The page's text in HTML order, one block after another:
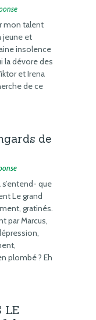
mon talent
jeune et
insolence
la dévore des
et Irena
de ce
de
que
Le grand
gratinés.
par Marcus,
plombé ? Eh
LE